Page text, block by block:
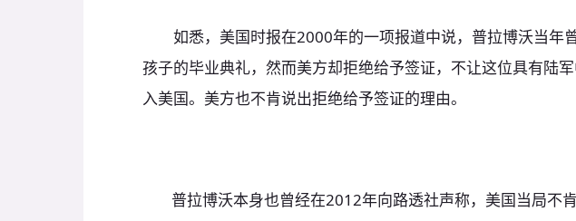
如悉，美国时报在2000年的一项报道中说，普拉博沃当年
孩子的毕业典礼，然而美方却拒绝给予签证，不让这位具有陆
入美国。美方也不肯说出拒绝给予签证的理由。
普拉博沃本身也曾经在2012年向路透社声称，美国当局不